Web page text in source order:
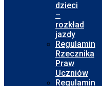
dzieci
–
rozkład
jazdy
Regulamin
Rzecznika
Praw
Uczniów
Regulamin